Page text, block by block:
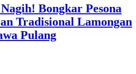
Bongkar Pesona
Tradisional Lamongan
Pulang